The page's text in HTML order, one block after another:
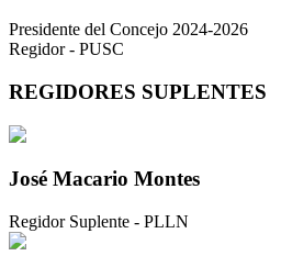
Presidente del Concejo 2024-2026
Regidor - PUSC
REGIDORES SUPLENTES
José Macario Montes
Regidor Suplente - PLLN